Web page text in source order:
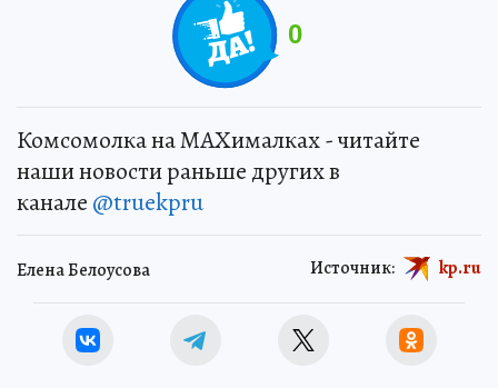
0
Комсомолка на MAXималках - читайте
наши новости раньше других в
канале @truekpru
Елена Белоусова Источник: kp.ru